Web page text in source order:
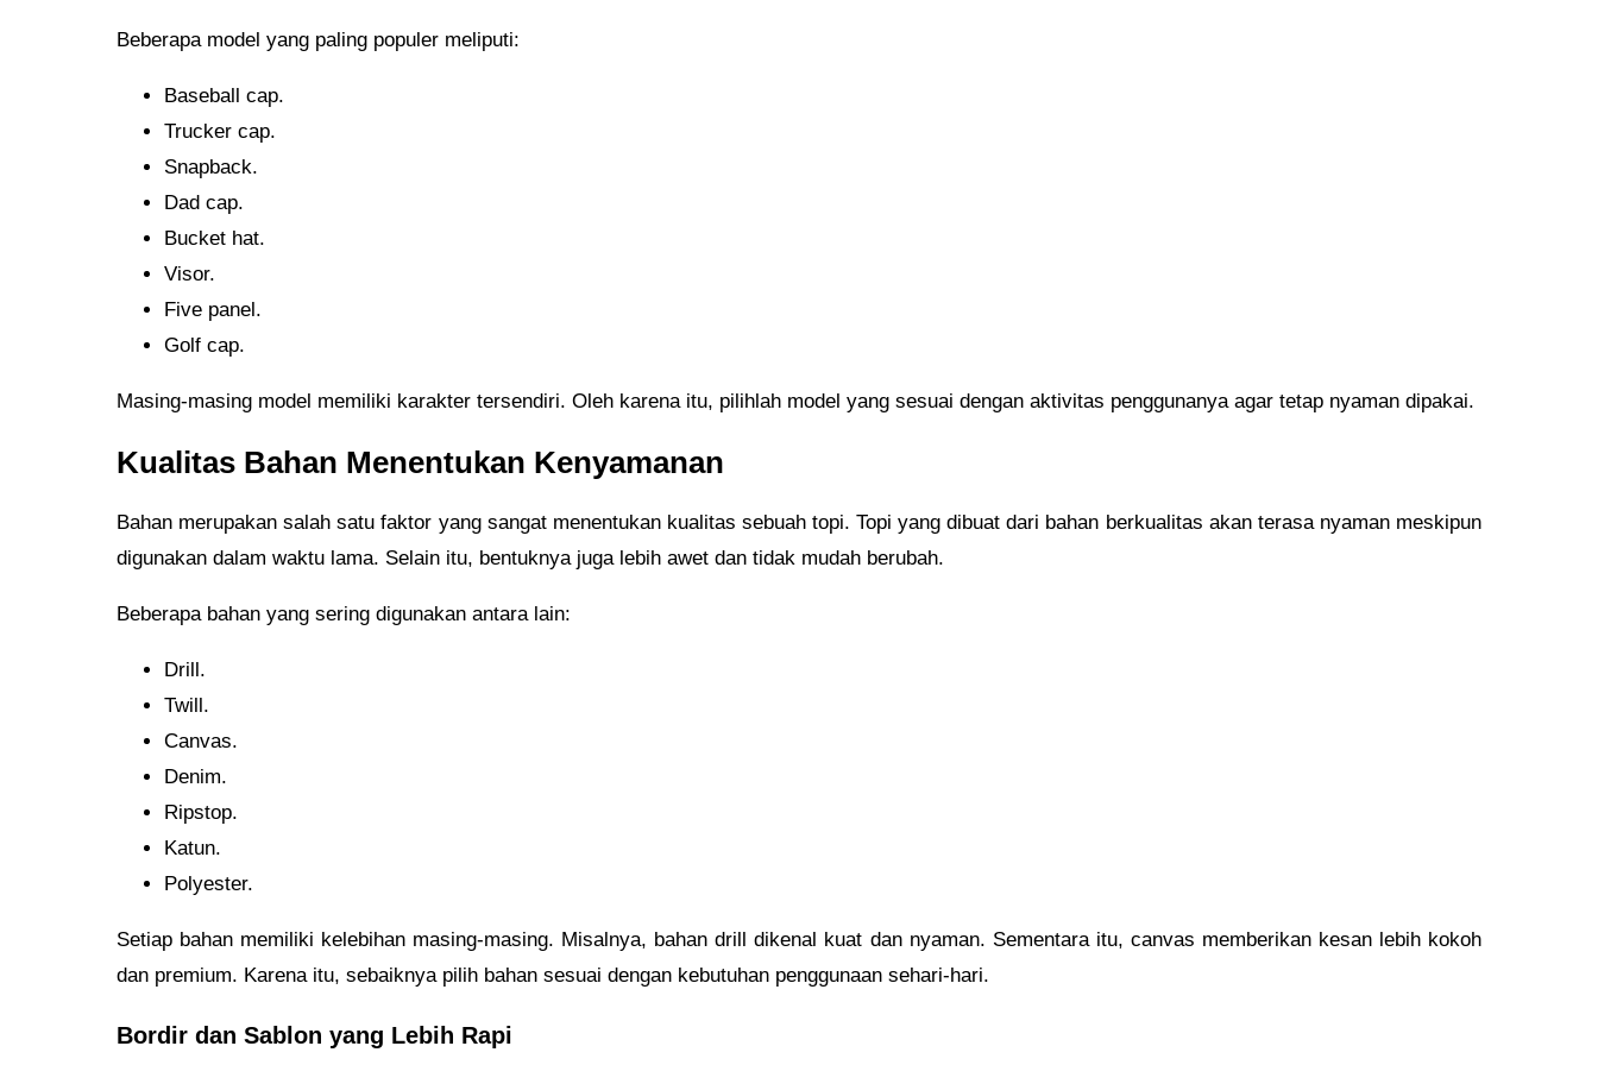
Beberapa model yang paling populer meliputi:
Baseball cap.
Trucker cap.
Snapback.
Dad cap.
Bucket hat.
Visor.
Five panel.
Golf cap.
Masing-masing model memiliki karakter tersendiri. Oleh karena itu, pilihlah model yang sesuai dengan aktivitas penggunanya agar tetap nyaman dipakai.
Kualitas Bahan Menentukan Kenyamanan
Bahan merupakan salah satu faktor yang sangat menentukan kualitas sebuah topi. Topi yang dibuat dari bahan berkualitas akan terasa nyaman meskipun
digunakan dalam waktu lama. Selain itu, bentuknya juga lebih awet dan tidak mudah berubah.
Beberapa bahan yang sering digunakan antara lain:
Drill.
Twill.
Canvas.
Denim.
Ripstop.
Katun.
Polyester.
Setiap bahan memiliki kelebihan masing-masing. Misalnya, bahan drill dikenal kuat dan nyaman. Sementara itu, canvas memberikan kesan lebih kokoh
dan premium. Karena itu, sebaiknya pilih bahan sesuai dengan kebutuhan penggunaan sehari-hari.
Bordir dan Sablon yang Lebih Rapi